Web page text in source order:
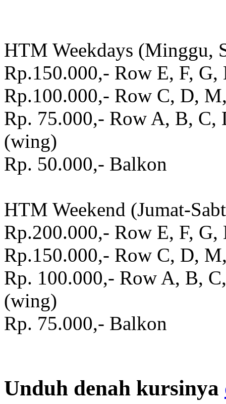
HTM Weekdays (Minggu,
Rp.150.000,- Row E, F,
Rp.100.000,- Row C, D,
Rp. 75.000,- Row A, B,
(wing)
Rp. 50.000,- Balkon
HTM Weekend (Jumat-
Rp.200.000,- Row E, F,
Rp.150.000,- Row C, D,
Rp. 100.000,- Row A, B,
(wing)
Rp. 75.000,- Balkon
Unduh denah kursinya